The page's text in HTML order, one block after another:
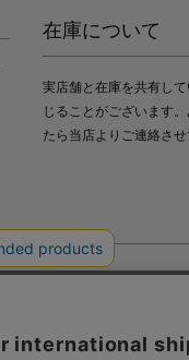
在庫について
実店舗と在庫を共有し
じることがございます
たら当店よりご連絡させ